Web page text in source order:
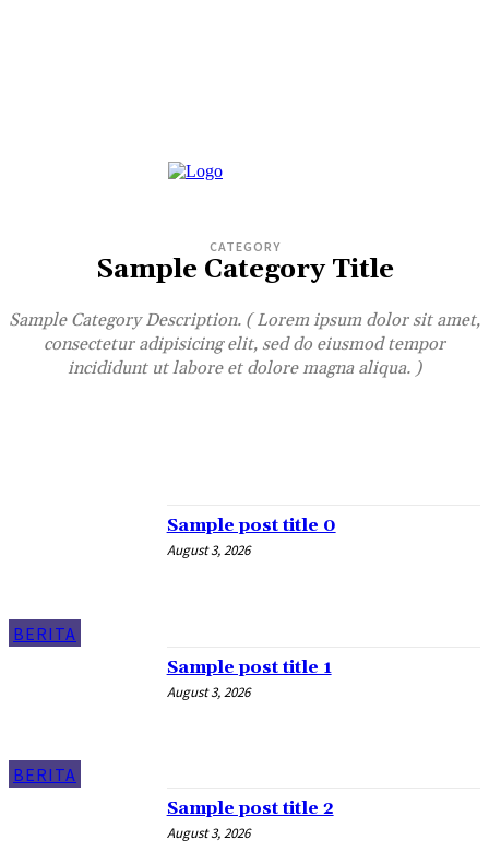
CATEGORY
Sample Category Title
Sample Category Description. ( Lorem ipsum dolor sit amet,
consectetur adipisicing elit, sed do eiusmod tempor
incididunt ut labore et dolore magna aliqua. )
BERITA
Sample post title 0
August 3, 2026
BERITA
Sample post title 1
August 3, 2026
Sample post title 2
August 3, 2026